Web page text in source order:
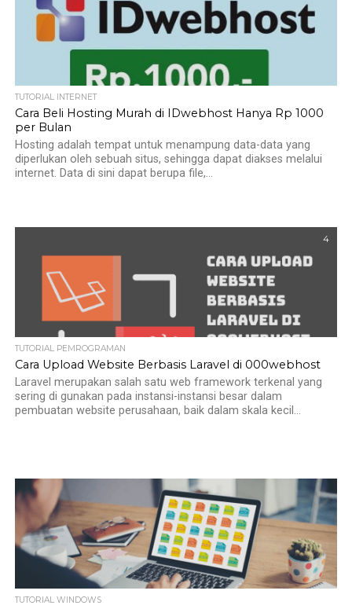
TUTORIAL INTERNET
Cara Beli Hosting Murah di IDwebhost Hanya Rp 1000
per Bulan
Hosting adalah tempat untuk menampung data-data yang
diperlukan oleh sebuah situs, sehingga dapat diakses melalui
internet. Data di sini dapat berupa file,...
4
TUTORIAL PEMROGRAMAN
Cara Upload Website Berbasis Laravel di 000webhost
Laravel merupakan salah satu web framework terkenal yang
sering di gunakan pada instansi-instansi besar dalam
pembuatan website perusahaan, baik dalam skala kecil...
TUTORIAL WINDOWS